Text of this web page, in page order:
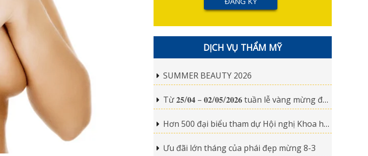
DỊCH VỤ THẨM MỸ
SUMMER BEAUTY 2026
Từ 𝟐𝟓/𝟎𝟒 – 𝟎𝟐/𝟎𝟓/𝟐𝟎𝟐𝟔 tuần lễ vàng mừng đại lễ
Hơn 500 đại biểu tham dự Hội nghị Khoa học Sức khỏe Thường niên 2026 tại Đại học Trà Vinh
Ưu đãi lớn tháng của phái đẹp mừng 8-3